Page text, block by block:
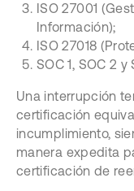
ISO 27001
Información);
ISO 27018
SOC 1, SOC 2 y
Una interrupción
certificación
incumplimiento,
manera expedita
certificación de